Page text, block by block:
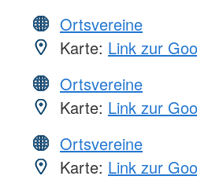
Ortsvereine
Karte: Link zur
Ortsvereine
Karte: Link zur
Ortsvereine
Karte: Link zur